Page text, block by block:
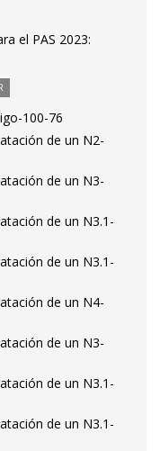
el PAS 2023:
100-76
de un N2-
de un N3-
de un N3.1-
de un N3.1-
de un N4-
de un N3-
de un N3.1-
de un N3.1-